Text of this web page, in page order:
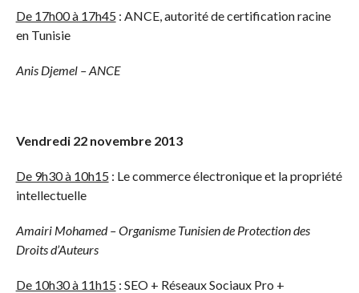
De 17h00 à 17h45: ANCE, autorité de certification racine
en Tunisie
Anis Djemel – ANCE
Vendredi 22 novembre 2013
De 9h30 à 10h15: Le commerce électronique et la propriété
intellectuelle
Amairi Mohamed – Organisme Tunisien de Protection des
Droits d’Auteurs
De 10h30 à 11h15: SEO + Réseaux Sociaux Pro +